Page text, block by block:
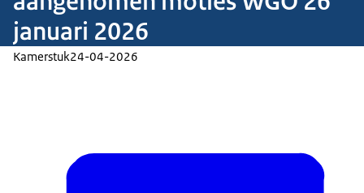
januari 2026
Kamerstuk24-04-2026